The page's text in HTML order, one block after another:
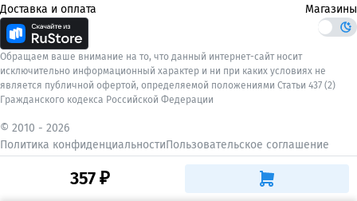
357 ₽
Доставка и оплата
Магазины
Обращаем ваше внимание на то, что данный интернет-сайт носит
исключительно информационный характер и ни при каких условиях не
является публичной офертой, определяемой положениями Статьи 437 (2)
Гражданского кодекса Российской Федерации
© 2010 - 2026
Политика конфиденциальностиПользовательское соглашение